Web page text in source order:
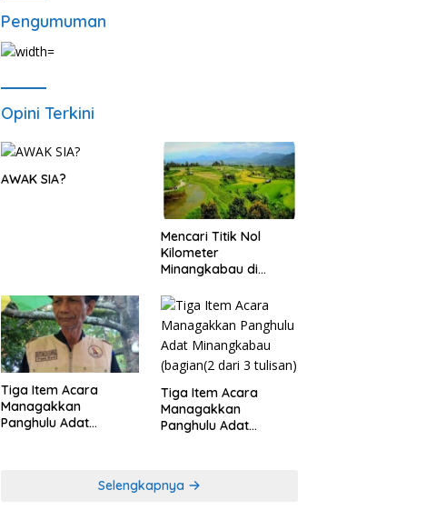
Pengumuman
Opini Terkini
AWAK SIA?
Mencari Titik Nol
Kilometer
Minangkabau di
Dimanakah Lokasi
nya?
Tiga Item Acara
Managakkan
Panghulu Adat
Tiga Item Acara
Managakkan
Panghulu Adat
Selengkapnya